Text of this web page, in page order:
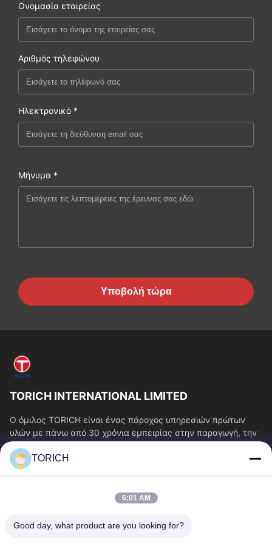
Ονομασία εταιρείας
Αριθμός τηλεφώνου
Ηλεκτρονικό *
Μήνυμα *
Υποβολή τώρα
TORICH INTERNATIONAL LIMITED
Ο όμιλος TORICH είναι ένας πάροχος υπηρεσιών πρώτων
υλών με πάνω από 30 χρόνια εμπειρίας στην παραγωγή, την
έρευνα και ανάπτυξη, το εμπόριο, την...
Γρήγοροι Σύνδεσμοι
Σχετικά Με Εμάς
Γύρος Εργοστασίων
Ποιοτικός Έλεγχος
TORICH
6:01 AM
Good day, what product are you looking for?